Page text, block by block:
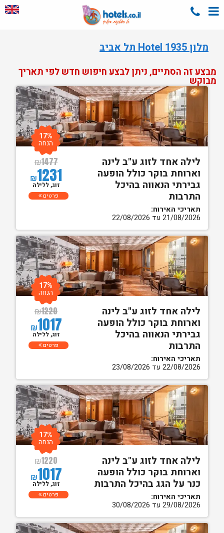
מלון Hotel 1935 תל אביב
מבצע זה הסתיים, ניתן לבצע חיפוש חדש לפי תאריך
מבוקש
לילה אחד לזוג ע"ב לינה
וארוחת בוקר כולל הופעה
גבירתי הנאווה בהיכל
התרבות
תאריכי האירוח:
21/08/2026 עד 22/08/2026
₪1477
₪1231
17%
הנחה
זוג, ללילה
פרטים
לילה אחד לזוג ע"ב לינה
וארוחת בוקר כולל הופעה
גבירתי הנאווה בהיכל
התרבות
תאריכי האירוח:
22/08/2026 עד 23/08/2026
₪1220
₪1017
17%
הנחה
זוג, ללילה
פרטים
לילה אחד לזוג ע"ב לינה
וארוחת בוקר כולל הופעה
כנר על הגג בהיכל התרבות
תאריכי האירוח:
29/08/2026 עד 30/08/2026
₪1220
₪1017
17%
הנחה
זוג, ללילה
פרטים